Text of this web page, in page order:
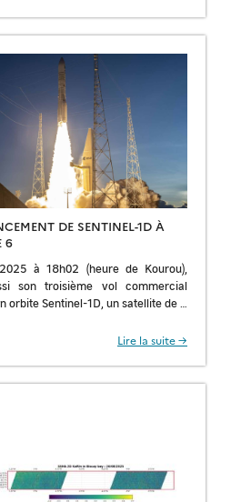
DE SENTINEL-1D À
6
à 18h02 (heure de Kourou),
son troisième vol commercial
orbite Sentinel-1D, un satellite de 2
Lire la suite →